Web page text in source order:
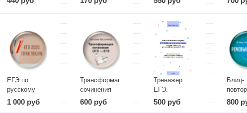
уроках
русского
сочинению
ЕГЭ по
русскому
языку.
Практикум
1 000 руб
Трансформация
сочинения
ОГЭ - ЕГЭ
600 руб
Тренажёр
ЕГЭ.
Задание 8
500 руб
Блиц-
нормы"
800